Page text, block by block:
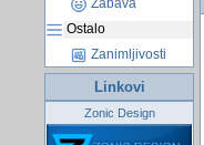
Zabava
Ostalo
Zanimljivosti
Linkovi
Zonic Design